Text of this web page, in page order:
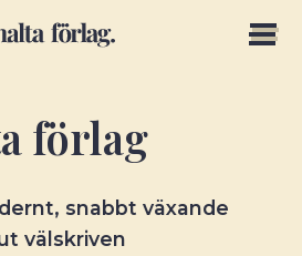
förlag
snabbt växande
välskriven